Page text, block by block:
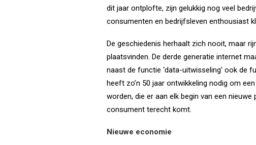
dit jaar ontplofte, zijn gelukkig nog veel
consumenten en bedrijfsleven enthousiast
De geschiedenis herhaalt zich nooit, maar
plaatsvinden. De derde generatie internet
naast de functie ‘data-uitwisseling’ ook de
heeft zo’n 50 jaar ontwikkeling nodig om
worden, die er aan elk begin van een
consument terecht komt.
Nieuwe economie